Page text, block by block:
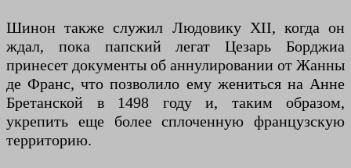
Шинон также служил Людовику XII, когда он
ждал, пока папский легат Цезарь Борджиа
принесет документы об аннулировании от Жанны
де Франс, что позволило ему жениться на Анне
Бретанской в ​​1498 году и, таким образом,
укрепить еще более сплоченную французскую
территорию.